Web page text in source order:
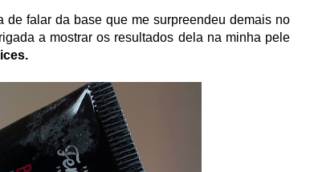
falar da base que me surpreendeu demais no
a mostrar os resultados dela na minha pele